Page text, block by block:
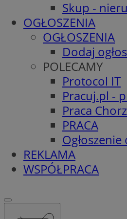
Skup -
OGŁOSZENIA
OGŁOSZENIA
Dodaj
POLECAMY
Protocol IT
Pracuj.pl -
Praca
PRACA
REKLAMA
WSPÓŁPRACA